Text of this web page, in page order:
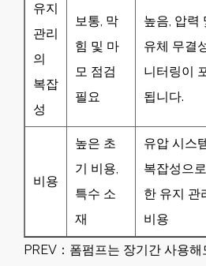
유지
관리
의
복잡
성
보통, 막
힘 및 마
모 점검
필요
높음, 압력
유체 무결
니터링이
됩니다.
비용
높은 초
기 비용,
특수 소
재
유압 시스
복잡성으
한 유지 관
비용
PREV： 폼펌프는 장기간 사용